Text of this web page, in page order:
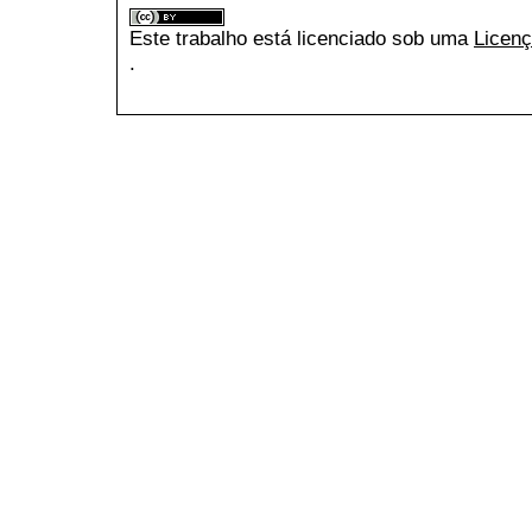
Este trabalho está licenciado sob uma
.